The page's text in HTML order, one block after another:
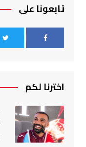
تابعونا على
اخترنا لكم